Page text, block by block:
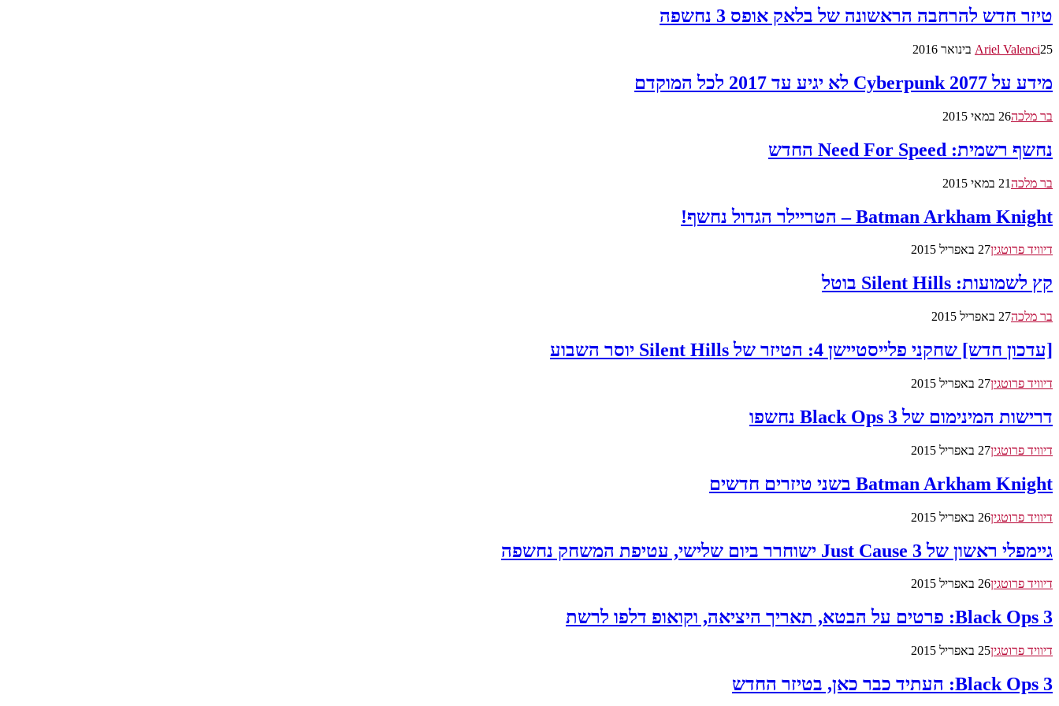
טיזר חדש להרחבה הראשונה של בלאק אופס 3 נחשפה
Ariel Valenci25 בינואר 2016
מידע על Cyberpunk 2077 לא יגיע עד 2017 לכל המוקדם
בר מלכה26 במאי 2015
נחשף רשמית: Need For Speed החדש
בר מלכה21 במאי 2015
Batman Arkham Knight – הטריילר הגדול נחשף!
דיוויד פרוטגין27 באפריל 2015
קץ לשמועות: Silent Hills בוטל
בר מלכה27 באפריל 2015
[עדכון חדש] שחקני פלייסטיישן 4: הטיזר של Silent Hills יוסר השבוע
דיוויד פרוטגין27 באפריל 2015
דרישות המינימום של Black Ops 3 נחשפו
דיוויד פרוטגין27 באפריל 2015
Batman Arkham Knight בשני טיזרים חדשים
דיוויד פרוטגין26 באפריל 2015
גיימפלי ראשון של Just Cause 3 ישוחרר ביום שלישי, עטיפת המשחק נחשפה
דיוויד פרוטגין26 באפריל 2015
Black Ops 3: פרטים על הבטא, תאריך היציאה, וקואופ דלפו לרשת
דיוויד פרוטגין25 באפריל 2015
Black Ops 3: העתיד כבר כאן, בטיזר החדש